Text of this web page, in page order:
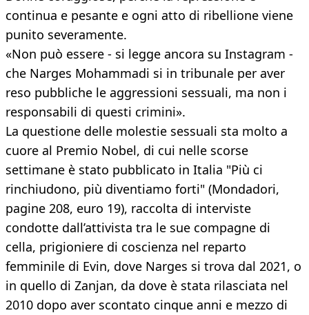
continua e pesante e ogni atto di ribellione viene
punito severamente.
«Non può essere - si legge ancora su Instagram -
che Narges Mohammadi si in tribunale per aver
reso pubbliche le aggressioni sessuali, ma non i
responsabili di questi crimini».
La questione delle molestie sessuali sta molto a
cuore al Premio Nobel, di cui nelle scorse
settimane è stato pubblicato in Italia "Più ci
rinchiudono, più diventiamo forti" (Mondadori,
pagine 208, euro 19), raccolta di interviste
condotte dall’attivista tra le sue compagne di
cella, prigioniere di coscienza nel reparto
femminile di Evin, dove Narges si trova dal 2021, o
in quello di Zanjan, da dove è stata rilasciata nel
2010 dopo aver scontato cinque anni e mezzo di